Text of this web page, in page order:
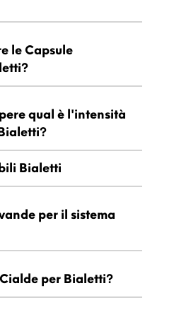
le Capsule
qual è l'intensità
Bialetti
per il sistema
per Bialetti?